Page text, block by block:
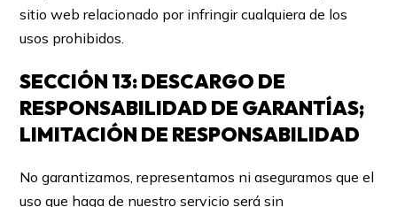
sitio web relacionado por infringir cualquiera de los
usos prohibidos.
SECCIÓN 13: DESCARGO DE
RESPONSABILIDAD DE GARANTÍAS;
LIMITACIÓN DE RESPONSABILIDAD
No garantizamos, representamos ni aseguramos que el
uso que haga de nuestro servicio será sin